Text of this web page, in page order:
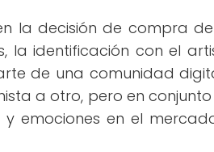
la decisión de compra de
la identificación con el
de una comunidad
a otro, pero en
emociones en el